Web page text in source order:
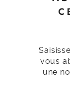
vous
une